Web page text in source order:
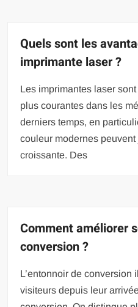
Quels sont les
imprimante laser ?
Les imprimantes laser
plus courantes dans les
derniers temps, en
couleur modernes
croissante. Des
Comment améliorer
conversion ?
L’entonnoir de conversion
visiteurs depuis leur